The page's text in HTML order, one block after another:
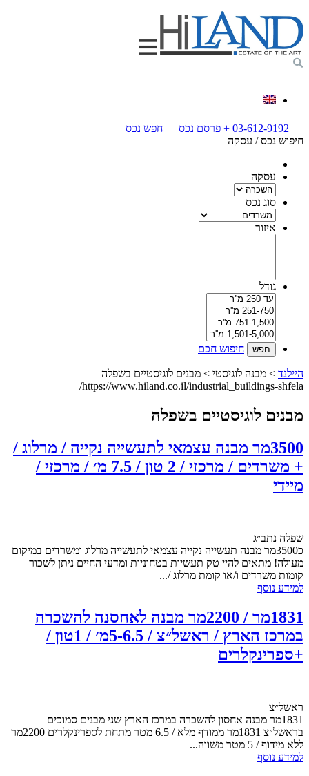
03-612-9192
+ פרסם נכס
חפש נכס
חיפוש נכס / עסקה
עסקה
סוג נכס
איזור
גודל
חיפוש חכם
היילנד > מבנה לוגיסטי > מבנים לוגיסטיים בשפלה
https://www.hiland.co.il/industrial_buildings-shfela/
מבנים לוגיסטיים בשפלה
3500מר מבנה עצמאי לתעשייה נקייה / מרלוג /
+ משרדים / מרכזי / 2 טון / 7.5 מ׳ / מרכזי /
מיידי
שפלה נתב״ג
כ3500מר מבנה תעשייה נקייה עצמאי לתעשייה מרלוג ומשרדים במיקום
מעולה! מתאים להיי טק תעשיות בטחוניות ומדעי החיים ניתן לשכור
קומות משרדים ו/או קומת מרלוג /...
למידע נוסף
1831מר / 2200מר מבנה לאחסנה להשכרה
במרכז הארץ / ראשל״צ / 5-6.5מ׳ / 1טון /
+ספרינקלרים
ראשל״צ
1831מר מבנה אחסון להשכרה במרכז הארץ שני מבנים סמוכים
בראשל״צ 1831מר ממודף מלא / 6.5 מטר מתחת לספרינקלרים 2200מר
ללא מידוף / 5 מטר משווה...
למידע נוסף